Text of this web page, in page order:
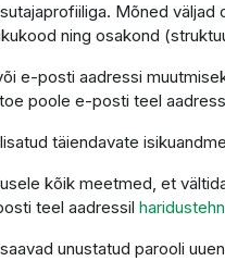
Mõned
ning osakond
e-posti aadressi
poole e-posti teel
täiendavate
kõik meetmed, et
teel aadressil
unustatud parooli